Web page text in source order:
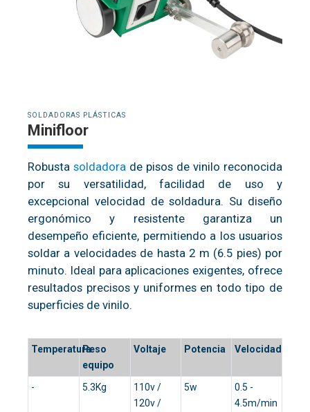
SOLDADORAS PLÁSTICAS
Minifloor
Robusta soldadora de pisos de vinilo reconocida
por su versatilidad, facilidad de uso y
excepcional velocidad de soldadura. Su diseño
ergonómico y resistente garantiza un
desempeño eficiente, permitiendo a los usuarios
soldar a velocidades de hasta 2 m (6.5 pies) por
minuto. Ideal para aplicaciones exigentes, ofrece
resultados precisos y uniformes en todo tipo de
superficies de vinilo.
TemperaturaPeso
equipo
Voltaje Potencia Velocidad
- 5.3Kg
110v /
120v /
5w
0.5 -
4.5m/min